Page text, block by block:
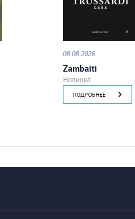
08.08.2026
Zambaiti
Новинка
ПОДРОБНЕЕ